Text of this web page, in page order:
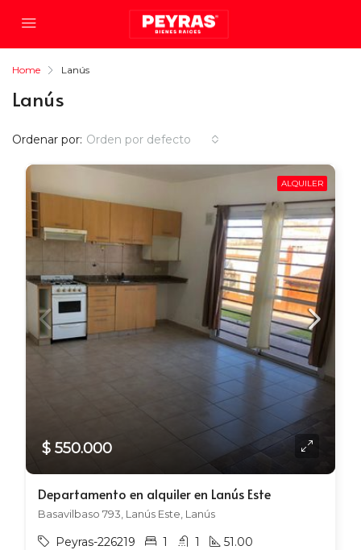
Home Lanús
Lanús
Ordenar por: Orden por defecto
ALQUILER
$ 550.000
Departamento en alquiler en Lanús Este
Basavilbaso 793, Lanús Este, Lanús
Peyras-226219 1 1 51.00